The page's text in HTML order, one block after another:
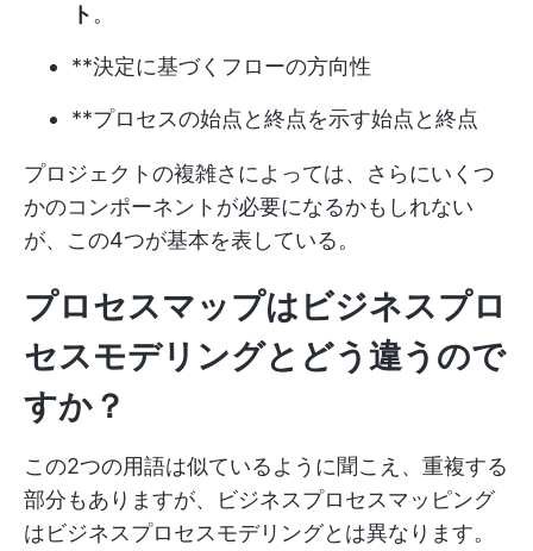
ト 。
**決定に基づくフローの方向性
**プロセスの始点と終点を示す始点と終点
プロジェクトの複雑さによっては、さらにいくつ
かのコンポーネントが必要になるかもしれない
が、この4つが基本を表している。
プロセスマップはビジネスプロ
セスモデリングとどう違うので
すか？
この2つの用語は似ているように聞こえ、重複する
部分もありますが、ビジネスプロセスマッピング
はビジネスプロセスモデリングとは異なります。